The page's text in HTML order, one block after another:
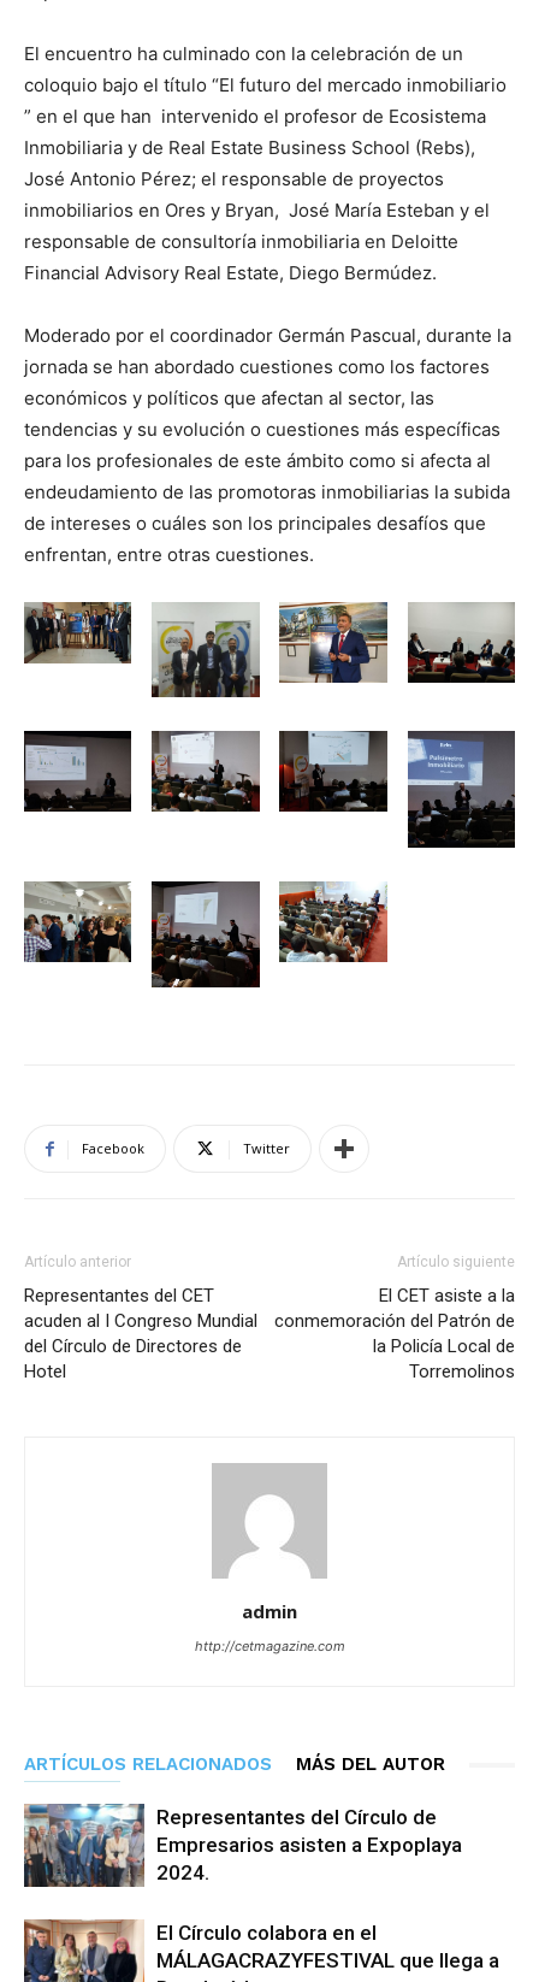
El encuentro ha culminado con la celebración de un
coloquio bajo el título “El futuro del mercado inmobiliario
” en el que han intervenido el profesor de Ecosistema
Inmobiliaria y de Real Estate Business School (Rebs),
José Antonio Pérez; el responsable de proyectos
inmobiliarios en Ores y Bryan, José María Esteban y el
responsable de consultoría inmobiliaria en Deloitte
Financial Advisory Real Estate, Diego Bermúdez.
Moderado por el coordinador Germán Pascual, durante la
jornada se han abordado cuestiones como los factores
económicos y políticos que afectan al sector, las
tendencias y su evolución o cuestiones más específicas
para los profesionales de este ámbito como si afecta al
endeudamiento de las promotoras inmobiliarias la subida
de intereses o cuáles son los principales desafíos que
enfrentan, entre otras cuestiones.
Facebook Twitter
Artículo anterior
Representantes del CET
acuden al I Congreso Mundial
del Círculo de Directores de
Hotel
Artículo siguiente
El CET asiste a la
conmemoración del Patrón de
la Policía Local de
Torremolinos
admin
http://cetmagazine.com
ARTÍCULOS RELACIONADOS MÁS DEL AUTOR
Representantes del Círculo de
Empresarios asisten a Expoplaya
2024.
El Círculo colabora en el
MÁLAGACRAZYFESTIVAL que llega a